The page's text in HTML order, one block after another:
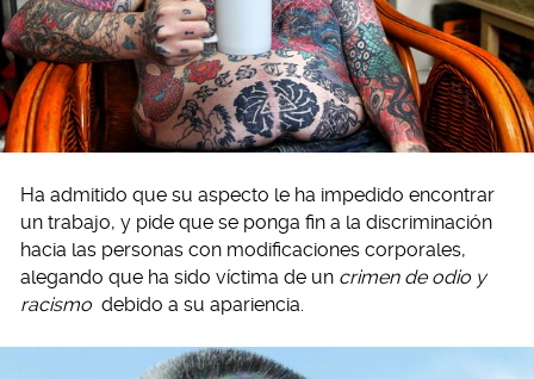
Ha admitido que su aspecto le ha impedido encontrar
un trabajo, y pide que se ponga fin a la discriminación
hacia las personas con modificaciones corporales,
alegando que ha sido víctima de un crimen de odio y
racismo debido a su apariencia.